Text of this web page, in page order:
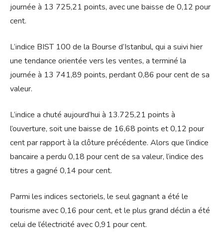
journée à 13 725,21 points, avec une baisse de 0,12 pour
cent.
L’indice BIST 100 de la Bourse d’Istanbul, qui a suivi hier
une tendance orientée vers les ventes, a terminé la
journée à 13 741,89 points, perdant 0,86 pour cent de sa
valeur.
L’indice a chuté aujourd’hui à 13.725,21 points à
l’ouverture, soit une baisse de 16,68 points et 0,12 pour
cent par rapport à la clôture précédente. Alors que l’indice
bancaire a perdu 0,18 pour cent de sa valeur, l’indice des
titres a gagné 0,14 pour cent.
Parmi les indices sectoriels, le seul gagnant a été le
tourisme avec 0,16 pour cent, et le plus grand déclin a été
celui de l’électricité avec 0,91 pour cent.